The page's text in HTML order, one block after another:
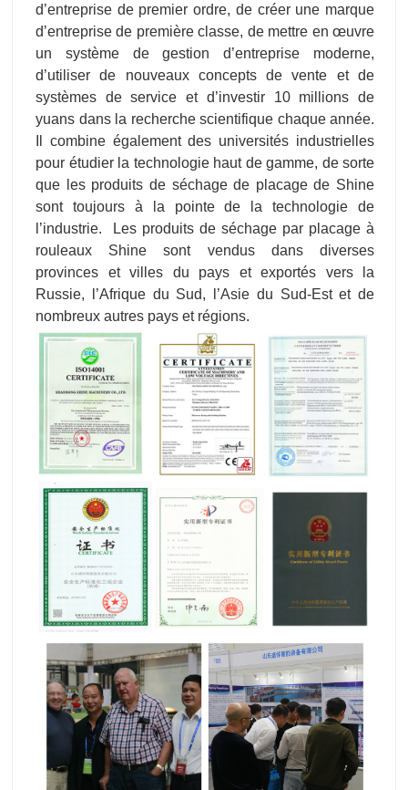
d’entreprise de premier ordre, de créer une marque
d’entreprise de première classe, de mettre en œuvre
un système de gestion d’entreprise moderne,
d’utiliser de nouveaux concepts de vente et de
systèmes de service et d’investir 10 millions de
yuans dans la recherche scientifique chaque année.
Il combine également des universités industrielles
pour étudier la technologie haut de gamme, de sorte
que les produits de séchage de placage de Shine
sont toujours à la pointe de la technologie de
l’industrie. Les produits de séchage par placage à
rouleaux Shine sont vendus dans diverses
provinces et villes du pays et exportés vers la
Russie, l’Afrique du Sud, l’Asie du Sud-Est et de
nombreux autres pays et régions.